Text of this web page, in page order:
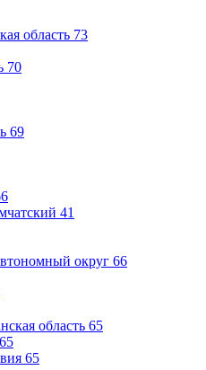
область 73
70
69
41
округ 66
область 65
65
65